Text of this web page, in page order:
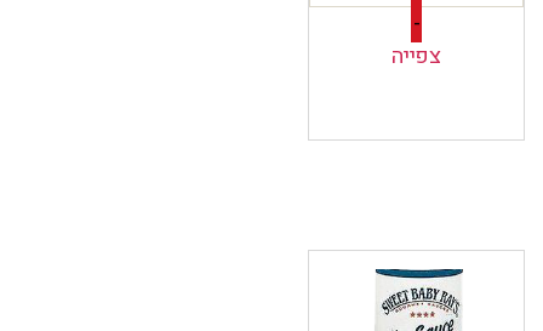
-
צפייה